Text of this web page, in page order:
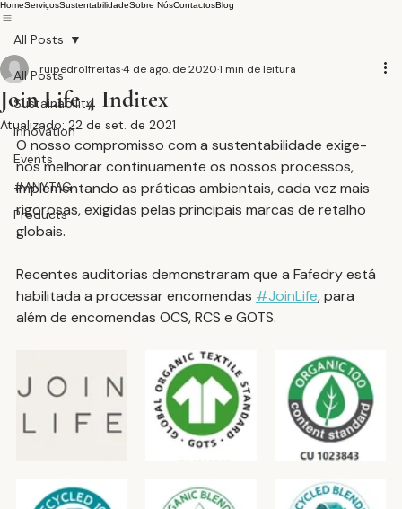
HomeServiçosSustentabilidadeSobre NósContactosBlog
All Posts
Sustainability
Innovation
Events
#ANYTAG
Products
All Posts
Join Life 4 Inditex
ruipedro1freitas4 de ago. de 20201 min de leitura
Atualizado: 22 de set. de 2021
O nosso compromisso com a sustentabilidade exige-
nos melhorar continuamente os nossos processos,
implementando as práticas ambientais, cada vez mais
rigorosas, exigidas pelas principais marcas de retalho
globais.
Recentes auditorias demonstraram que a Fafedry está
habilitada a processar encomendas #JoinLife, para
além de encomendas OCS, RCS e GOTS.